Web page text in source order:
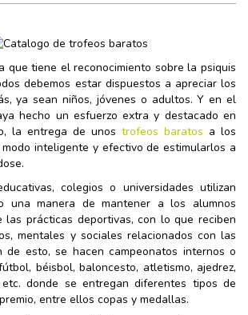
que tiene el reconocimiento sobre la psiquis
debemos estar dispuestos a apreciar los
ya sean niños, jóvenes o adultos. Y en el
hecho un esfuerzo extra y destacado en
la entrega de unos trofeos baratos a los
inteligente y efectivo de estimularlos a
colegios o universidades utilizan
una manera de mantener a los alumnos
las prácticas deportivas, con lo que reciben
mentales y sociales relacionados con las
de esto, se hacen campeonatos internos o
béisbol, baloncesto, atletismo, ajedrez,
etc. donde se entregan diferentes tipos de
entre ellos copas y medallas.